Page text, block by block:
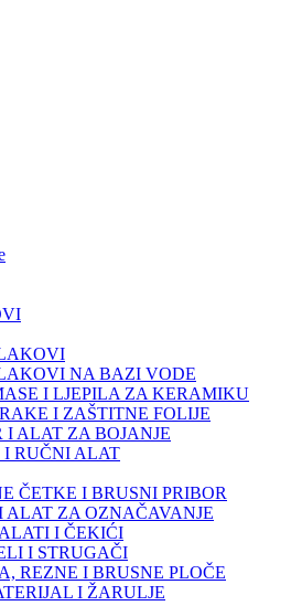
NA BAZI VODE
I LJEPILA ZA KERAMIKU
I ZAŠTITNE FOLIJE
I ALAT ZA BOJANJE
RUČNI ALAT
ČETKE I BRUSNI PRIBOR
ALAT ZA OZNAČAVANJE
I ČEKIĆI
I STRUGAČI
REZNE I BRUSNE PLOČE
I ŽARULJE